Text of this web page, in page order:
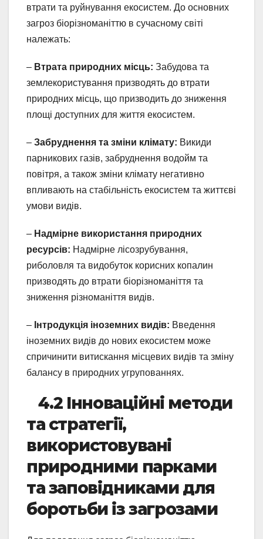
втрати та руйнування екосистем. До основних
загроз біорізноманіттю в сучасному світі
належать:
– Втрата природних місць: Забудова та
землекористування призводять до втрати
природних місць, що призводить до зниження
площі доступних для життя екосистем.
– Забруднення та зміни клімату: Викиди
парникових газів, забруднення водойм та
повітря, а також зміни клімату негативно
впливають на стабільність екосистем та життєві
умови видів.
– Надмірне використання природних
ресурсів: Надмірне лісозрубування,
риболовля та видобуток корисних копалин
призводять до втрати біорізноманіття та
зниження різноманіття видів.
– Інтродукція іноземних видів: Введення
іноземних видів до нових екосистем може
спричинити витискання місцевих видів та зміну
балансу в природних угрупованнях.
4.2 Інноваційні методи
та стратегії,
використовувані
природними парками
та заповідниками для
боротьби із загрозами